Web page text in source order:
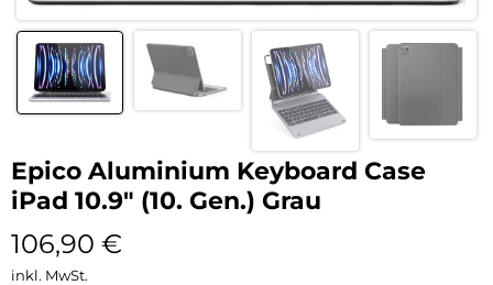
Epico Aluminium Keyboard Case
iPad 10.9″ (10. Gen.) Grau
106,90 €
inkl. MwSt.